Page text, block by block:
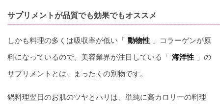
サプリメントが品質でも効果でもオススメ
しかも料理の多くは吸収率が低い「 動物性
」コラーゲンが原
料になっているので、美容業界が注目している「 海洋性
」の
サプリメントとは、まったくの別物です。
鍋料理翌日のお肌のツヤとハリは、単純に高カロリーの料理